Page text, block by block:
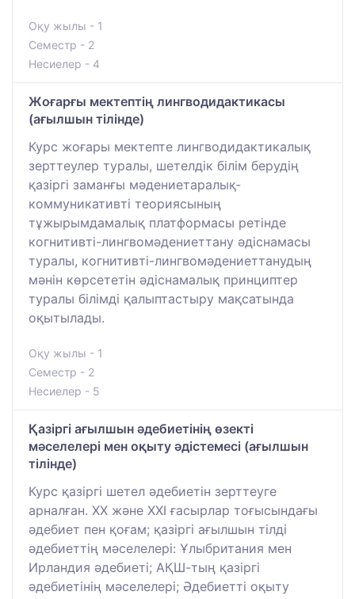
Оқу жылы - 1
Семестр - 2
Несиелер - 4
Жоғарғы мектептің лингводидактикасы
(ағылшын тілінде)
Курс жоғары мектепте лингводидактикалық
зерттеулер туралы, шетелдік білім берудің
қазіргі заманғы мәдениетаралық-
коммуникативті теориясының
тұжырымдамалық платформасы ретінде
когнитивті-лингвомәдениеттану әдіснамасы
туралы, когнитивті-лингвомәдениеттанудың
мәнін көрсететін әдіснамалық принциптер
туралы білімді қалыптастыру мақсатында
оқытылады.
Оқу жылы - 1
Семестр - 2
Несиелер - 5
Қазіргі ағылшын әдебиетінің өзекті
мәселелері мен оқыту әдістемесі (ағылшын
тілінде)
Курс қазіргі шетел әдебиетін зерттеуге
арналған. XX және XXI ғасырлар тоғысындағы
әдебиет пен қоғам; қазіргі ағылшын тілді
әдебиеттің мәселелері: Ұлыбритания мен
Ирландия әдебиеті; АҚШ-тың қазіргі
әдебиетінің мәселелері; Әдебиетті оқыту